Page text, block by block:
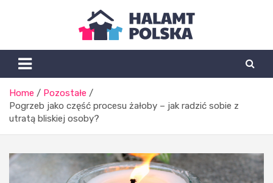
Halamtpolska.pl
Home
Pozostałe
Pogrzeb jako część procesu żałoby – jak radzić sobie z
utratą bliskiej osoby?